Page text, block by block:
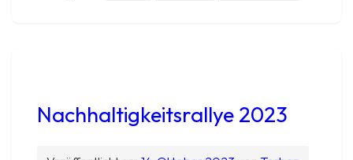
Nachhaltigkeitsrallye 2023